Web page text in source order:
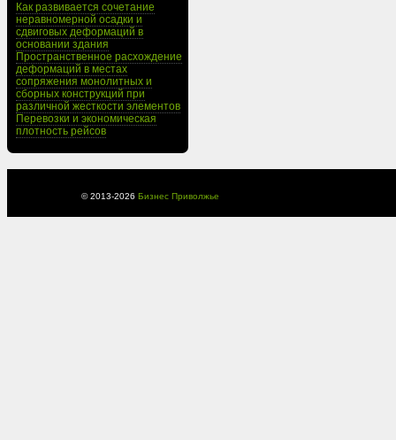
Как развивается сочетание
неравномерной осадки и
сдвиговых деформаций в
основании здания
Пространственное расхождение
деформаций в местах
сопряжения монолитных и
сборных конструкций при
различной жесткости элементов
Перевозки и экономическая
плотность рейсов
© 2013-2026 Бизнес Приволжье